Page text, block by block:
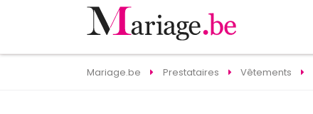
Mariage.be Prestataires Vêtements